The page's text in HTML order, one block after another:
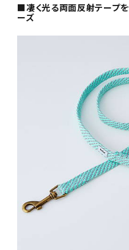
■凄く光る両面反射テープ
ーズ